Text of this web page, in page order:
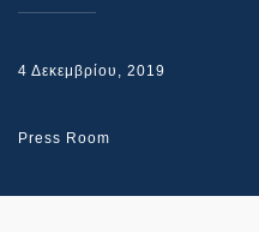
4 Δεκεμβρίου, 2019
Press Room